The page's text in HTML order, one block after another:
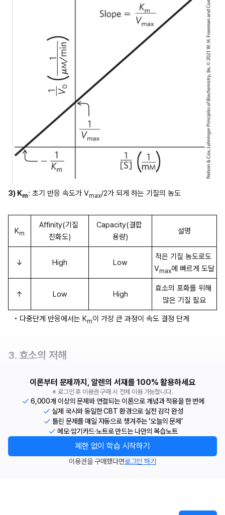
3) Km: 초기 반응 속도가 Vmax/2가 되게 하는 기질의 농도
Km
Affinity(기질
친화도)
Capacity(결합
용량)
설명
↓ High Low
적은 기질 농도로도
Vmax에 빠르게 도달
↑ Low High
효소의 포화를 위해
많은 기질 필요
• 다중단계 반응에서는 Km이 가장 큰 과정이 속도 결정 단계
3. 효소의 저해
이론부터 문제까지, 알렌의 서재를 100% 활용하세요
※ 로그인 후 이용권 구매 시 전체 이용 가능합니다.
6,000개 이상의 문제와 연결되는 이론으로 개념과 적용을 한 번에
실제 국시와 동일한 CBT 환경으로 실전 감각 완성
틀린 문제를 매일 자동으로 챙겨주는 ‘오늘의 문제’
메모·암기카드·노트로 만드는 나만의 복습노트
제한 없이 학습 시작하기
이용권을 구매했다면로그인 하기